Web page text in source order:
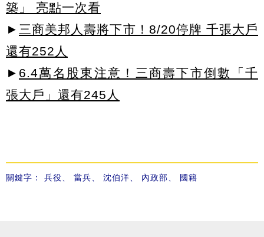
築」 亮點一次看
► 三商美邦人壽將下市！8/20停牌 千張大戶
還有252人
► 6.4萬名股東注意！三商壽下市倒數「千
張大戶」還有245人
關鍵字： 兵役 當兵 沈伯洋 內政部 國籍